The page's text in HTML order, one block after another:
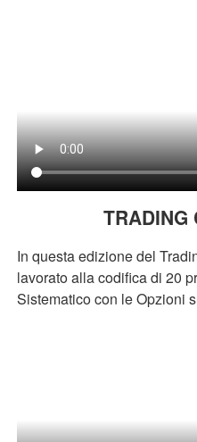
TRADING
In questa edizione del
lavorato alla codifica di 20
Sistematico con le Opzioni